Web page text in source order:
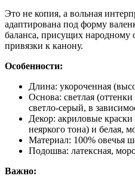
Это не копия, а вольная
адаптирована под форму
баланса, присущих народному
привязки к канону.
Особенности:
Длина: укороченная
Основа: светлая
светло-серый, в
Декор: акриловые
неяркого тона) и белая,
Материал: 100% овечья
Подошва: латексная,
Важно: